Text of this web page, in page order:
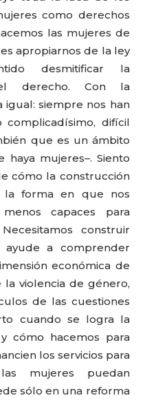
como derechos
las mujeres de
apropiarnos de la ley
desmitificar la
derecho. Con la
igual: siempre nos han
difícil
que es un ámbito
haya mujeres–. Siento
cómo la construcción
la forma en que nos
capaces para
construir
ayude a comprender
económica de
violencia de género,
de las cuestiones
cuando se logra la
cómo hacemos para
los servicios para
mujeres puedan
sólo en una reforma